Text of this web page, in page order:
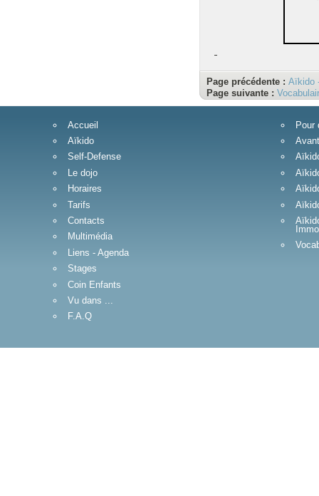
Page précédente : Aïkido
Page suivante :
Accueil
Aïkido
Self-Defense
Le dojo
Horaires
Tarifs
Contacts
Multimédia
Liens - Agenda
Stages
Coin Enfants
Vu dans ...
F.A.Q
Pour